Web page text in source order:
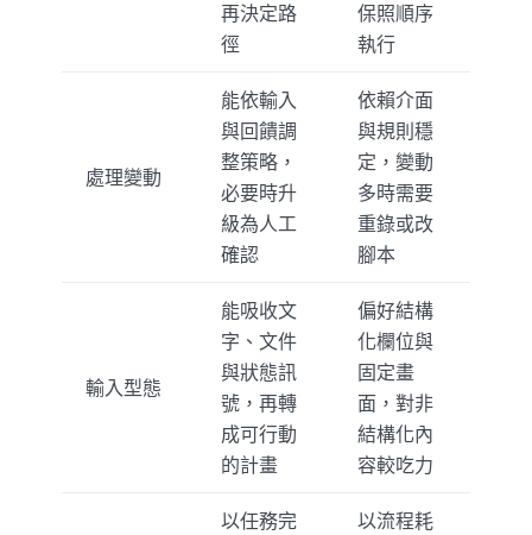
再決定路
徑
保照順序
執行
處理變動
能依輸入
與回饋調
整策略，
必要時升
級為人工
確認
依賴介面
與規則穩
定，變動
多時需要
重錄或改
腳本
輸入型態
能吸收文
字、文件
與狀態訊
號，再轉
成可行動
的計畫
偏好結構
化欄位與
固定畫
面，對非
結構化內
容較吃力
以任務完
以流程耗